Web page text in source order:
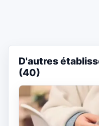
D'autres
(40)